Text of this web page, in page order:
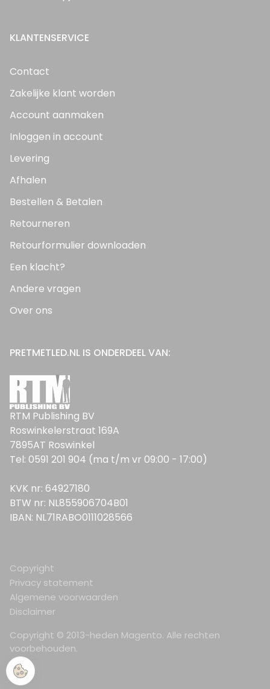
KLANTENSERVICE
Contact
Zakelijke klant worden
Account aanmaken
Inloggen in account
Levering
Afhalen
Bestellen & Betalen
Retourneren
Retourformulier downloaden
Een klacht?
Andere vragen
Over ons
PRETMETLED.NL IS ONDERDEEL VAN:
RTM Publishing BV
Roswinkelerstraat 169A
7895AT Roswinkel
Tel: 0591 201 904 (ma t/m vr 09:00 - 17:00)
KVK nr: 64927180
BTW nr: NL855906704B01
IBAN: NL71RABO0111028566
Copyright © 2013-heden Magento. Alle rechten
voorbehouden.
Copyright
Privacy statement
Algemene voorwaarden
Disclaimer